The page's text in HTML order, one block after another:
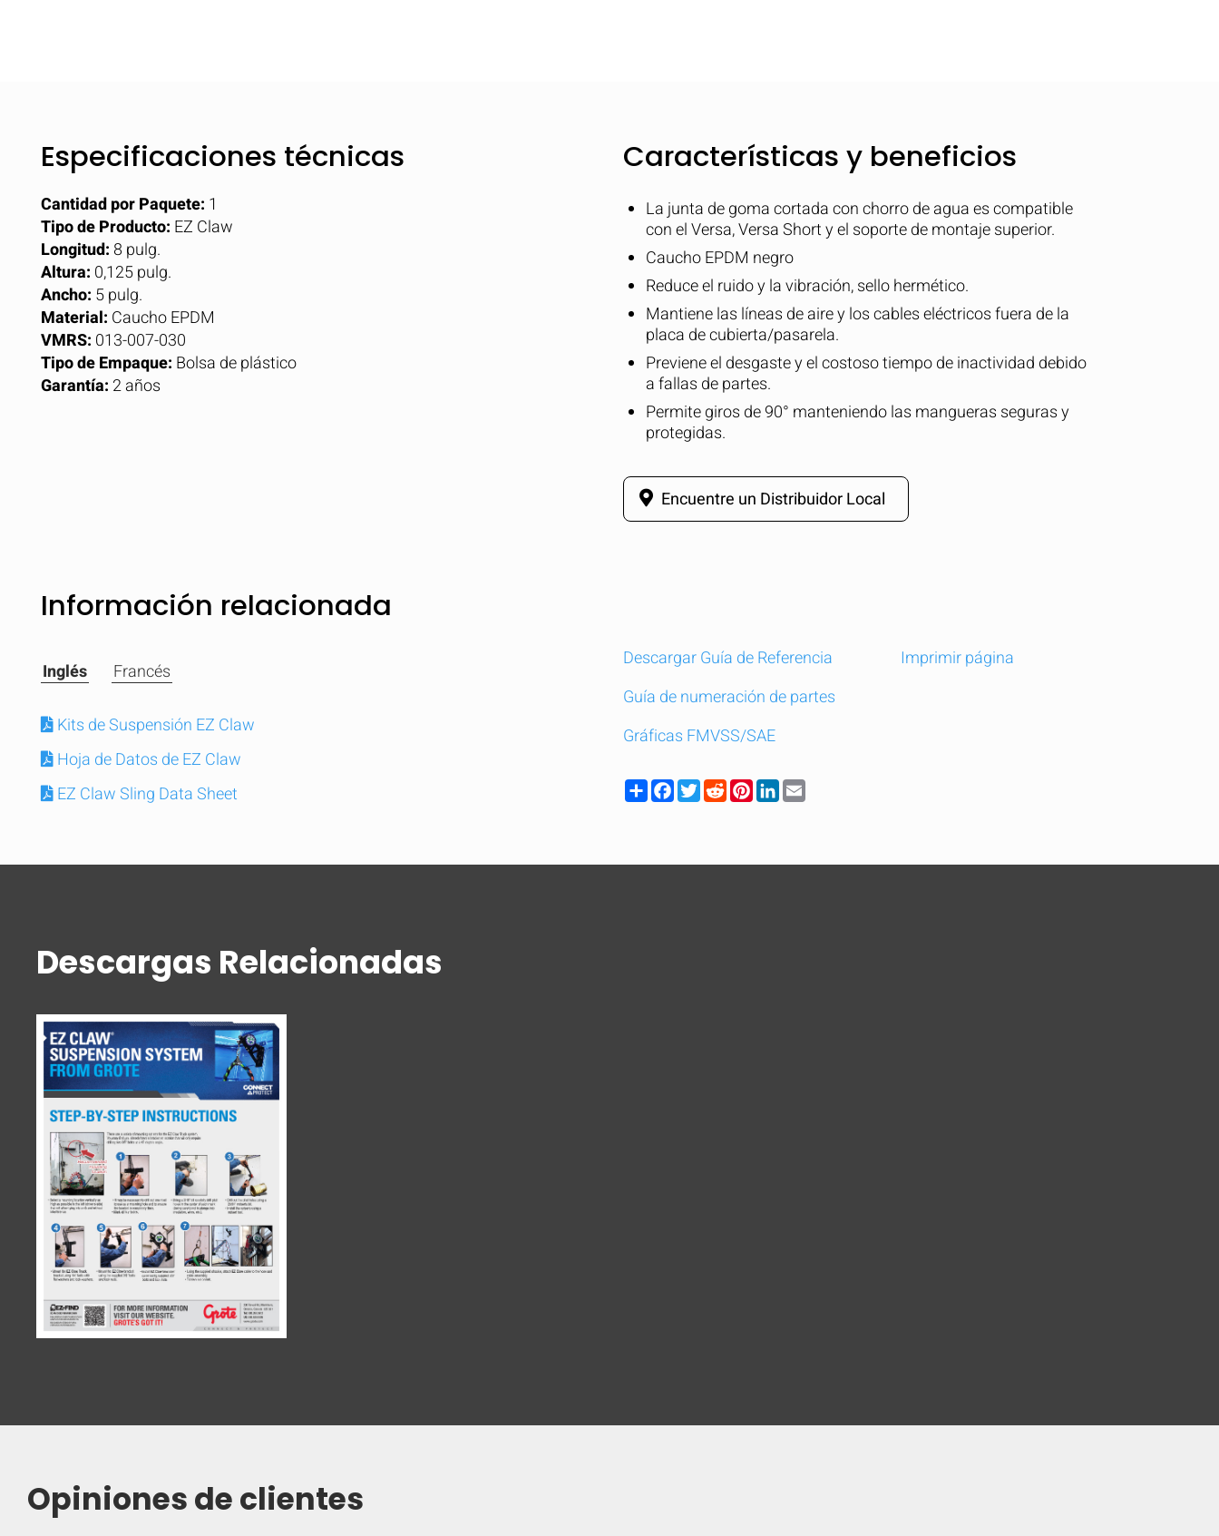
Comparar Compare rápidamente hasta 5 productos de Grote...
Especificaciones técnicas
Cantidad por Paquete: 1
Tipo de Producto: EZ Claw
Longitud: 8 pulg.
Altura: 0,125 pulg.
Ancho: 5 pulg.
Material: Caucho EPDM
VMRS: 013-007-030
Tipo de Empaque: Bolsa de plástico
Garantía: 2 años
Características y beneficios
La junta de goma cortada con chorro de agua es compatible
con el Versa, Versa Short y el soporte de montaje superior.
Caucho EPDM negro
Reduce el ruido y la vibración, sello hermético.
Mantiene las líneas de aire y los cables eléctricos fuera de la
placa de cubierta/pasarela.
Previene el desgaste y el costoso tiempo de inactividad debido
a fallas de partes.
Permite giros de 90° manteniendo las mangueras seguras y
protegidas.
Encuentre un Distribuidor Local
Información relacionada
Inglés Francés
Kits de Suspensión EZ Claw
Hoja de Datos de EZ Claw
EZ Claw Sling Data Sheet
Descargar Guía de Referencia
Guía de numeración de partes
Gráficas FMVSS/SAE
Imprimir página
ShareFacebook
TwitterRedditPinterestLinkedIn
Descargas Relacionadas
Opiniones de clientes